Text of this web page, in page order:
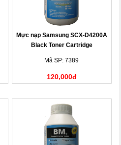
Mực nạp Samsung SCX-D4200A
Black Toner Cartridge
Mã SP: 7389
120,000đ